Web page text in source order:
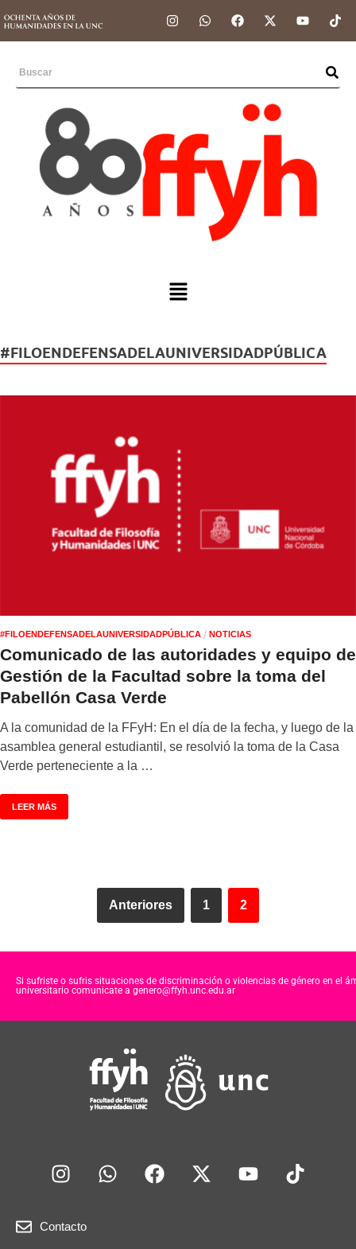
#FILOENDEFENSADELAUNIVERSIDADPÚBLICA
#FILOENDEFENSADELAUNIVERSIDADPÚBLICA / NOTICIAS
Comunicado de las autoridades y equipo de
Gestión de la Facultad sobre la toma del
Pabellón Casa Verde
A la comunidad de la FFyH: En el día de la fecha, y luego de la
asamblea general estudiantil, se resolvió la toma de la Casa
Verde perteneciente a la …
LEER MÁS
Anteriores 1 2
Si sufriste o sufris situaciones de discriminación o violencias de género en el
universitario comunicate a genero@ffyh.unc.edu.ar
Contacto